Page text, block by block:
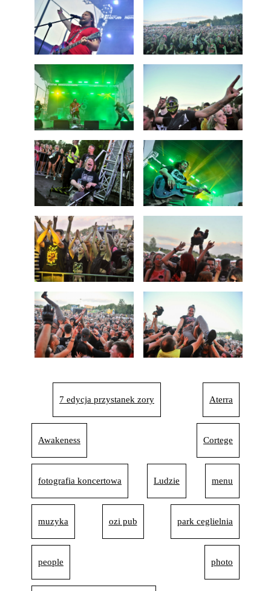
7 edycja przystanek zory Aterra
Awakeness Cortege
fotografia koncertowa Ludzie menu
muzyka ozi pub park ceglielnia
people photo